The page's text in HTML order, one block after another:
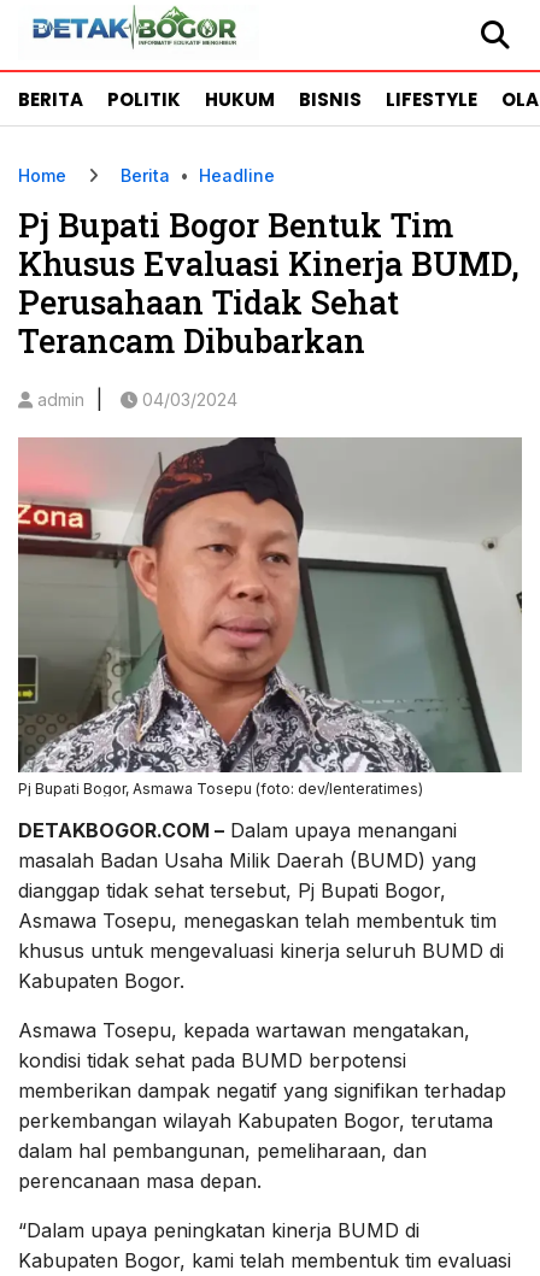
BERITA POLITIK HUKUM BISNIS LIFESTYLE
Home Berita • Headline
Pj Bupati Bogor Bentuk Tim
Khusus Evaluasi Kinerja BUMD,
Perusahaan Tidak Sehat
Terancam Dibubarkan
admin 04/03/2024
Pj Bupati Bogor, Asmawa Tosepu (foto: dev/lenteratimes)
DETAKBOGOR.COM – Dalam upaya menangani
masalah Badan Usaha Milik Daerah (BUMD) yang
dianggap tidak sehat tersebut, Pj Bupati Bogor,
Asmawa Tosepu, menegaskan telah membentuk tim
khusus untuk mengevaluasi kinerja seluruh BUMD di
Kabupaten Bogor.
Asmawa Tosepu, kepada wartawan mengatakan,
kondisi tidak sehat pada BUMD berpotensi
memberikan dampak negatif yang signifikan terhadap
perkembangan wilayah Kabupaten Bogor, terutama
dalam hal pembangunan, pemeliharaan, dan
perencanaan masa depan.
“Dalam upaya peningkatan kinerja BUMD di
Kabupaten Bogor, kami telah membentuk tim evaluasi